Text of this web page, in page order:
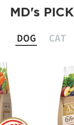
MD's PICK
DOG CAT